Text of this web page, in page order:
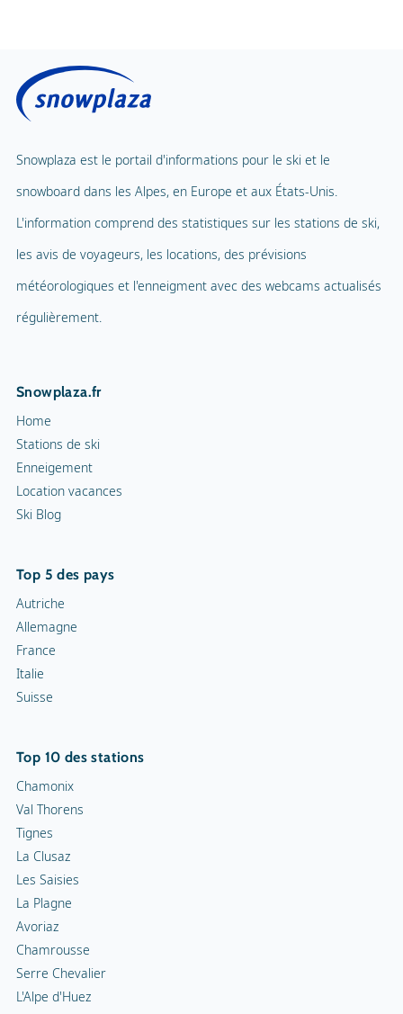
Snowplaza est le portail d'informations pour le ski et le
Stations de ski
Enneigement
Location vacances
Ski Blog
Allemagne
France
Italie
Suisse
Val Thorens
Tignes
La Clusaz
Les Saisies
La Plagne
Avoriaz
Chamrousse
Serre Chevalier
L'Alpe d'Huez